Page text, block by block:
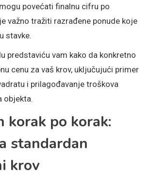
povećati finalnu cifru po
važno tražiti razrađene ponude koje
stavke.
predstaviću vam kako da konkretno
cenu za vaš krov, uključujući primer
i prilagođavanje troškova
objekta.
korak po korak:
standardan
krov